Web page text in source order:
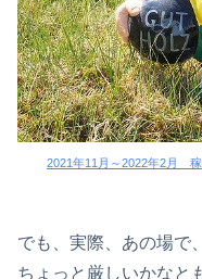
2021年11月～2022年2月
でも、実際、あの場で
ちょっと厳しいかなと